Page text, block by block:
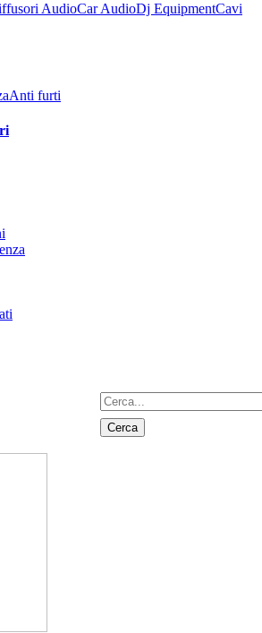
AudioCar AudioDj EquipmentCavi
Anti furti
Cerca